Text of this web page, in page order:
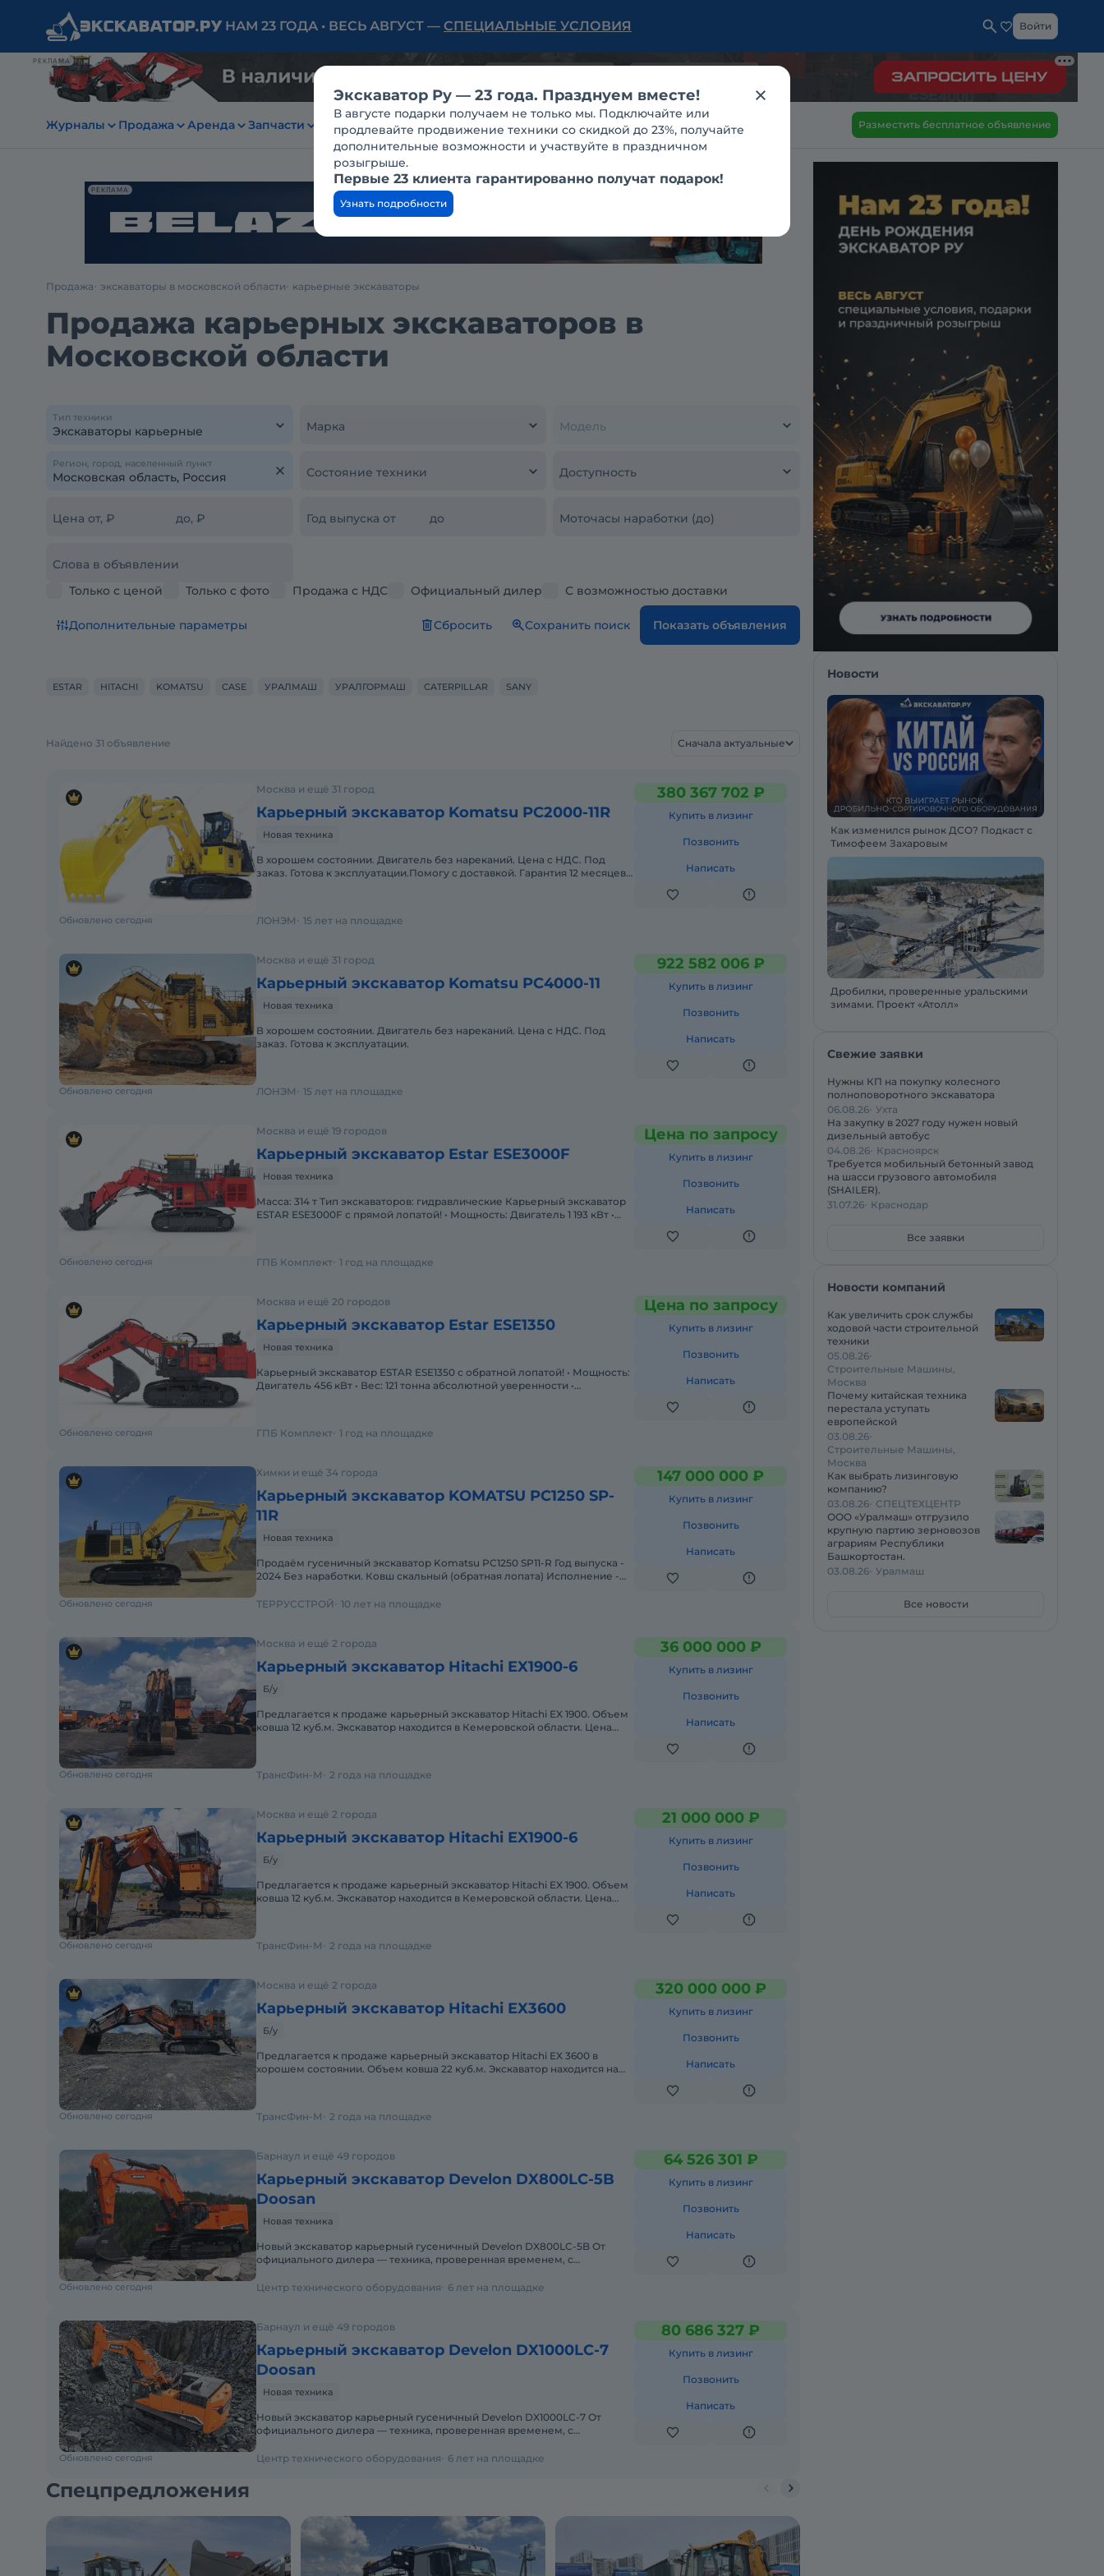
РЕКЛАМА
НАМ 23 ГОДА • ВЕСЬ АВГУСТ — СПЕЦИАЛЬНЫЕ УСЛОВИЯ Войти
Журналы Продажа Аренда Запчасти ЗаявкиНам 23 года! КонференцииЕще Разместить бесплатное объявление
РЕКЛАМА
Продажа экскаваторы в московской области карьерные экскаваторы
Продажа карьерных экскаваторов в
Московской области
Тип техники
Марка Модель
Регион, город, населенный пункт
Состояние техники Доступность
Цена от, ₽ до, ₽ Год выпуска от до Моточасы наработки (до)
Слова в объявлении
Только с ценой
Только с фото Продажа с НДС Официальный дилер С возможностью доставки
Дополнительные параметры Сбросить Сохранить поиск Показать объявления
ESTAR HITACHI KOMATSU CASE УРАЛМАШ УРАЛГОРМАШ CATERPILLAR SANY
Найдено 31 объявление Сначала актуальные
Москва и ещё 31 город
Карьерный экскаватор Komatsu PC2000-11R
Новая техника
В хорошем состоянии. Двигатель без нареканий. Цена с НДС. Под
заказ. Готова к эксплуатации.Помогу с доставкой. Гарантия 12 месяцев.
380 367 702 ₽
Купить в лизинг
Позвонить
Написать
Обновлено сегодня ЛОНЭМ 15 лет на площадке
Москва и ещё 31 город
Карьерный экскаватор Komatsu PC4000-11
Новая техника
В хорошем состоянии. Двигатель без нареканий. Цена с НДС. Под
заказ. Готова к эксплуатации.
922 582 006 ₽
Купить в лизинг
Позвонить
Написать
Обновлено сегодня ЛОНЭМ 15 лет на площадке
Москва и ещё 19 городов
Карьерный экскаватор Estar ESE3000F
Новая техника
Масса: 314 т Тип экскаваторов: гидравлические Карьерный экскаватор
ESTAR ESE3000F с прямой лопатой! • Мощность: Двигатель 1 193 кВт •
Цена по запросу
Купить в лизинг
Позвонить
Написать
Обновлено сегодня ГПБ Комплект 1 год на площадке
Москва и ещё 20 городов
Карьерный экскаватор Estar ESE1350
Новая техника
Карьерный экскаватор ESTAR ESE1350 с обратной лопатой! • Мощность:
Двигатель 456 кВт • Вес: 121 тонна абсолютной уверенности •
Цена по запросу
Купить в лизинг
Позвонить
Написать
Обновлено сегодня ГПБ Комплект 1 год на площадке
Химки и ещё 34 города
Карьерный экскаватор KOMATSU PC1250 SP-
11R
Новая техника
Продаём гусеничный экскаватор Komatsu PC1250 SP11-R Год выпуска -
2024 Без наработки. Ковш скальный (обратная лопата) Исполнение -
147 000 000 ₽
Купить в лизинг
Позвонить
Написать
Обновлено сегодня ТЕРРУССТРОЙ 10 лет на площадке
Москва и ещё 2 города
Карьерный экскаватор Hitachi EX1900-6
Б/у
Предлагается к продаже карьерный экскаватор Hitachi EX 1900. Объем
ковша 12 куб.м. Экскаватор находится в Кемеровской области. Цена
36 000 000 ₽
Купить в лизинг
Позвонить
Написать
Обновлено сегодня ТрансФин-М 2 года на площадке
Москва и ещё 2 города
Карьерный экскаватор Hitachi EX1900-6
Б/у
Предлагается к продаже карьерный экскаватор Hitachi EX 1900. Объем
ковша 12 куб.м. Экскаватор находится в Кемеровской области. Цена
21 000 000 ₽
Купить в лизинг
Позвонить
Написать
Обновлено сегодня ТрансФин-М 2 года на площадке
Москва и ещё 2 города
Карьерный экскаватор Hitachi EX3600
Б/у
Предлагается к продаже карьерный экскаватор Hitachi EX 3600 в
хорошем состоянии. Объем ковша 22 куб.м. Экскаватор находится на
320 000 000 ₽
Купить в лизинг
Позвонить
Написать
Обновлено сегодня ТрансФин-М 2 года на площадке
Барнаул и ещё 49 городов
Карьерный экскаватор Develon DX800LC-5B
Doosan
Новая техника
Новый экскаватор карьерный гусеничный Develon DX800LC-5B От
официального дилера — техника, проверенная временем, с
64 526 301 ₽
Купить в лизинг
Позвонить
Написать
Обновлено сегодня Центр технического оборудования 6 лет на площадке
Барнаул и ещё 49 городов
Карьерный экскаватор Develon DX1000LC-7
Doosan
Новая техника
Новый экскаватор карьерный гусеничный Develon DX1000LC-7 От
официального дилера — техника, проверенная временем, с
80 686 327 ₽
Купить в лизинг
Позвонить
Написать
Обновлено сегодня Центр технического оборудования 6 лет на площадке
Спецпредложения
Новости
Как изменился рынок ДСО? Подкаст с
Тимофеем Захаровым
Дробилки, проверенные уральскими
зимами. Проект «Атолл»
Свежие заявки
Нужны КП на покупку колесного
полноповоротного экскаватора
06.08.26 Ухта
На закупку в 2027 году нужен новый
дизельный автобус
04.08.26 Красноярск
Требуется мобильный бетонный завод
на шасси грузового автомобиля
(SHAILER).
31.07.26 Краснодар
Все заявки
Новости компаний
Как увеличить срок службы
ходовой части строительной
техники
05.08.26
Строительные Машины,
Москва
Почему китайская техника
перестала уступать
европейской
03.08.26
Строительные Машины,
Москва
Как выбрать лизинговую
компанию?
03.08.26 СПЕЦТЕХЦЕНТР
ООО «Уралмаш» отгрузило
крупную партию зерновозов
аграриям Республики
Башкортостан.
03.08.26 Уралмаш
Все новости
Экскаватор Ру — 23 года. Празднуем вместе!
В августе подарки получаем не только мы. Подключайте или
продлевайте продвижение техники со скидкой до 23%, получайте
дополнительные возможности и участвуйте в праздничном
розыгрыше.
Первые 23 клиента гарантированно получат подарок!
Узнать подробности